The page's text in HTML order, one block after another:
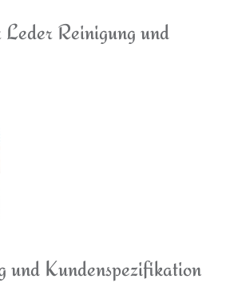
Leder Reinigung und
und Kundenspezifikation